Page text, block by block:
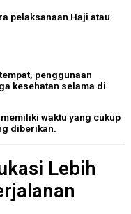
pelaksanaan Haji atau
penggunaan
kesehatan selama di
waktu yang cukup
diberikan.
Lebih